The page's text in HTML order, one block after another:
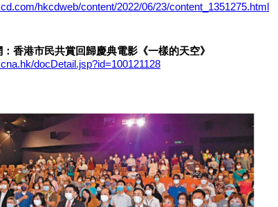
hkcdweb/content/2022/06/23/content_1351275.html
香港市民共賞回歸慶典電影《一樣的天空》
docDetail.jsp?id=100121128